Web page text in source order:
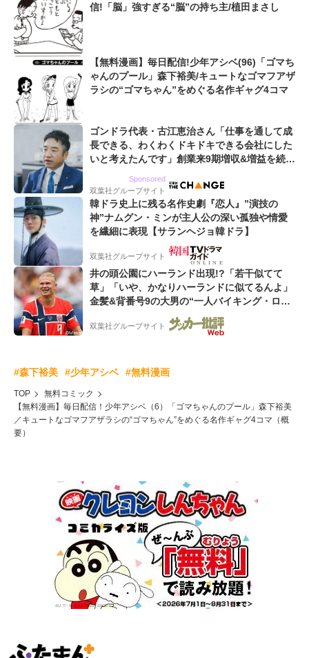
信!「脳」強すぎる“脳”の持ち主/植田まさし
【無料漫画】毎日配信!少年アシベ(96)「ゴマち
ゃんのプール」森下裕美/キュートなゴマフアザ
ラシの“ゴマちゃん”をめぐる名作ギャグ4コマ
ゴンドラ代表・古江恵治さん「仕事を通して成
長できる、わくわくドキドキできる会社にした
いと考えたんです」創業来9期増収&増益を続け
Sponsored
双葉社グループサイト
韓ドラ史上に残る名作史劇『恋人』”演技の
神”ナムグン・ミンが主人公の深い孤独や情愛
を繊細に表現【サランヘジョ韓ドラ】
双葉社グループサイト
井の頭公園にハーランド出現!?「若干似てて
草」「いや、かなりハーランドに似てるんよ」
金髪&背番号9の大男の“一人バイキング・ロ
ー”映像が話題!「元気をもらった」
双葉社グループサイト
#森下裕美 #少年アシベ #無料漫画
TOP
無料コミック
【無料漫画】毎日配信！少年アシベ（6）「ゴマちゃんのプール」森下裕美
／キュートなゴマフアザラシの“ゴマちゃん”をめぐる名作ギャグ4コマ（概
要）